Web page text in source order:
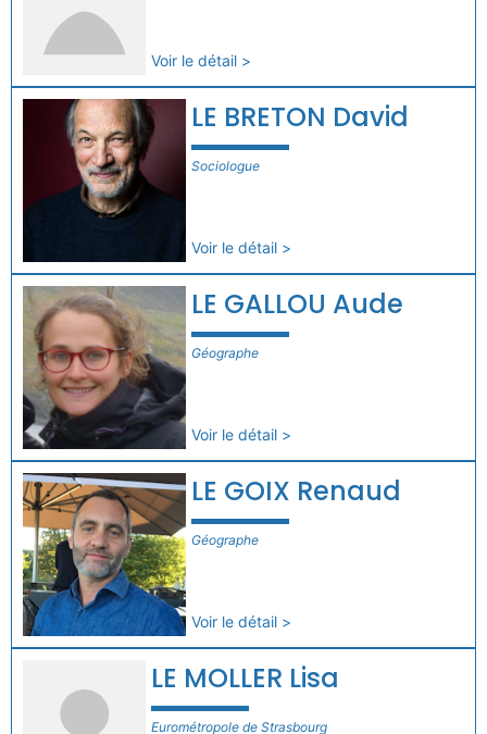
Voir le détail >
LE BRETON David
Sociologue
Voir le détail >
LE GALLOU Aude
Géographe
Voir le détail >
LE GOIX Renaud
Géographe
Voir le détail >
LE MOLLER Lisa
Eurométropole de Strasbourg